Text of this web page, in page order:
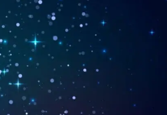
Agid Agenzia per l'Italia Digitale